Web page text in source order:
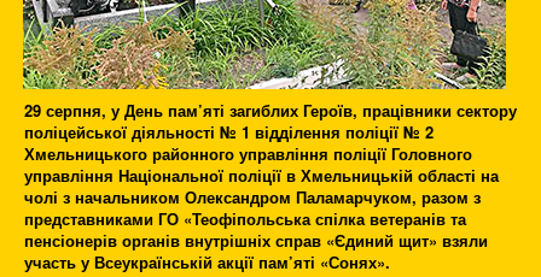
29 серпня, у День пам’яті загиблих Героїв, працівники сектору
поліцейської діяльності № 1 відділення поліції № 2
Хмельницького районного управління поліції Головного
управління Національної поліції в Хмельницькій області на
чолі з начальником Олександром Паламарчуком, разом з
представниками ГО «Теофіпольська спілка ветеранів та
пенсіонерів органів внутрішніх справ «Єдиний щит» взяли
участь у Всеукраїнській акції пам’яті «Сонях».